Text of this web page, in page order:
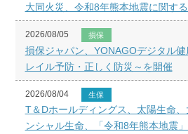
大同火災、令和8年熊本地震に関す
2026/08/05 損保
損保ジャパン、YONAGOデジタル
レイル予防・正しく防災～を開催
2026/08/04 生保
T＆Dホールディングス、太陽生命
ンシャル生命、「令和8年熊本地震